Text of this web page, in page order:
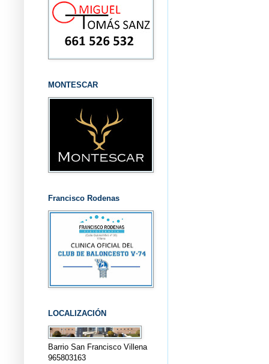
MONTESCAR
Francisco Rodenas
LOCALIZACIÓN
Barrio San Francisco Villena
965803163